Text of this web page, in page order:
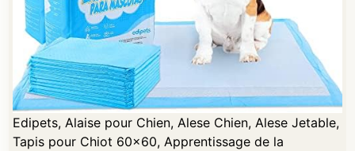
Edipets, Alaise pour Chien, Alese Chien, Alese Jetable,
Tapis pour Chiot 60x60, Apprentissage de la